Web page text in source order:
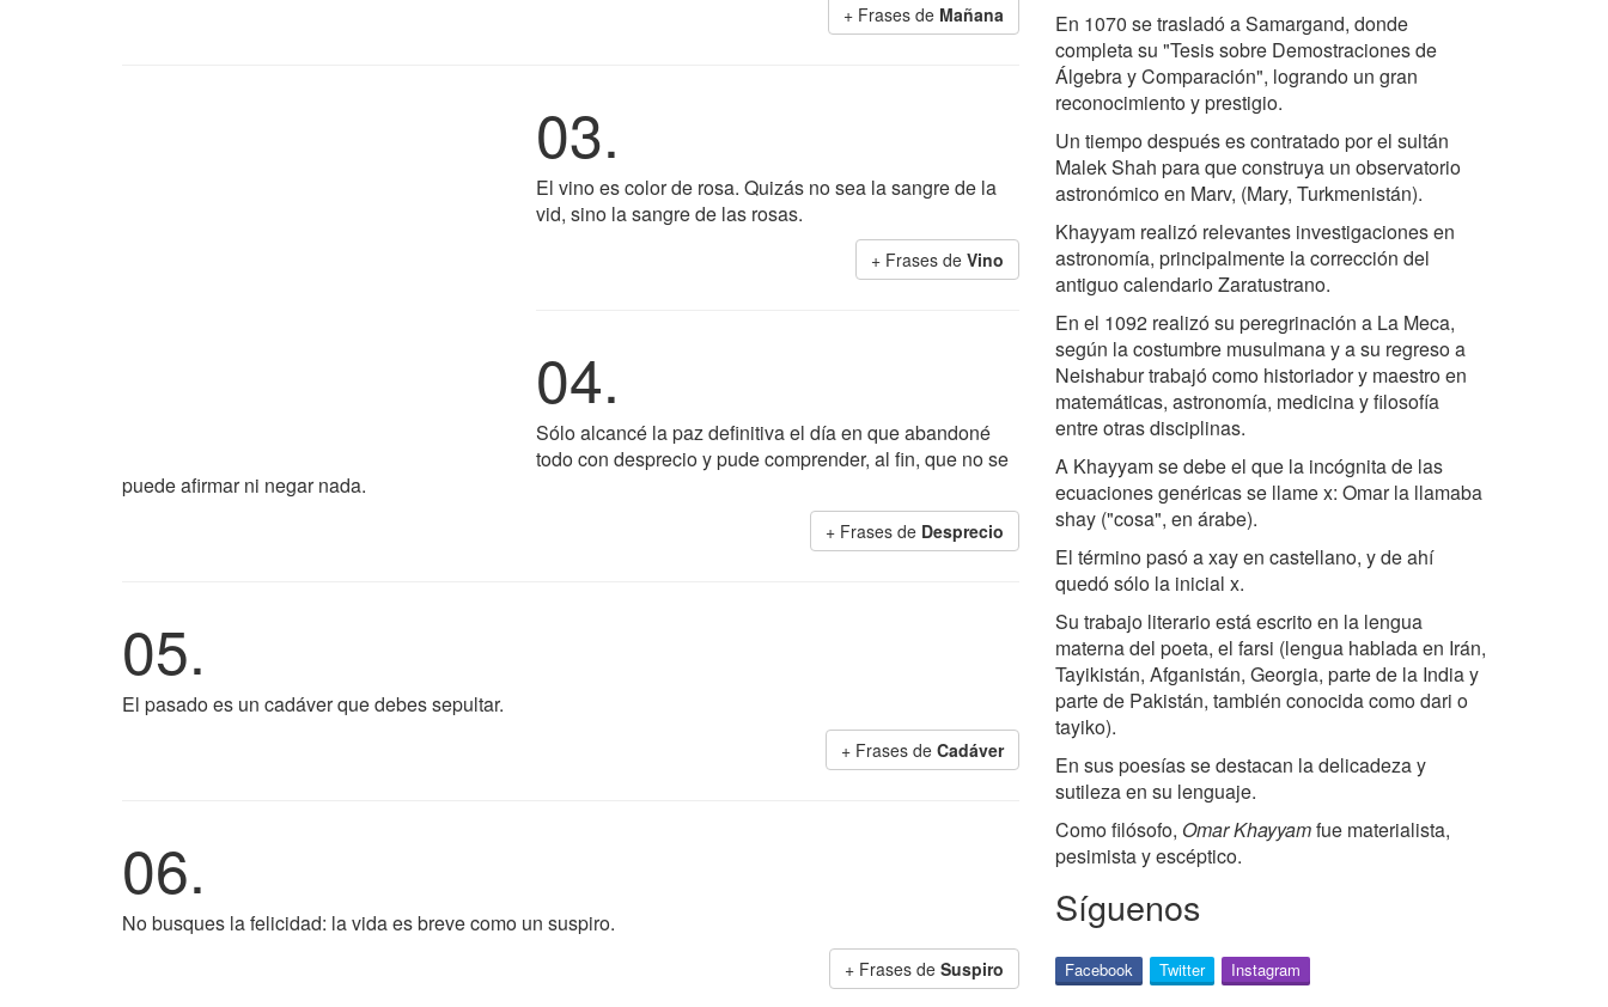
+ Frases de Mañana
03.
El vino es color de rosa. Quizás no sea la sangre de la
vid, sino la sangre de las rosas.
+ Frases de Vino
04.
Sólo alcancé la paz definitiva el día en que abandoné
todo con desprecio y pude comprender, al fin, que no se
puede afirmar ni negar nada.
+ Frases de Desprecio
05.
El pasado es un cadáver que debes sepultar.
+ Frases de Cadáver
06.
No busques la felicidad: la vida es breve como un suspiro.
+ Frases de Suspiro
En 1070 se trasladó a Samargand, donde
completa su "Tesis sobre Demostraciones de
Álgebra y Comparación", logrando un gran
reconocimiento y prestigio.
Un tiempo después es contratado por el sultán
Malek Shah para que construya un observatorio
astronómico en Marv, (Mary, Turkmenistán).
Khayyam realizó relevantes investigaciones en
astronomía, principalmente la corrección del
antiguo calendario Zaratustrano.
En el 1092 realizó su peregrinación a La Meca,
según la costumbre musulmana y a su regreso a
Neishabur trabajó como historiador y maestro en
matemáticas, astronomía, medicina y filosofía
entre otras disciplinas.
A Khayyam se debe el que la incógnita de las
ecuaciones genéricas se llame x: Omar la llamaba
shay ("cosa", en árabe).
El término pasó a xay en castellano, y de ahí
quedó sólo la inicial x.
Su trabajo literario está escrito en la lengua
materna del poeta, el farsi (lengua hablada en Irán,
Tayikistán, Afganistán, Georgia, parte de la India y
parte de Pakistán, también conocida como dari o
tayiko).
En sus poesías se destacan la delicadeza y
sutileza en su lenguaje.
Como filósofo, Omar Khayyamfue materialista,
pesimista y escéptico.
Síguenos
Facebook Twitter Instagram